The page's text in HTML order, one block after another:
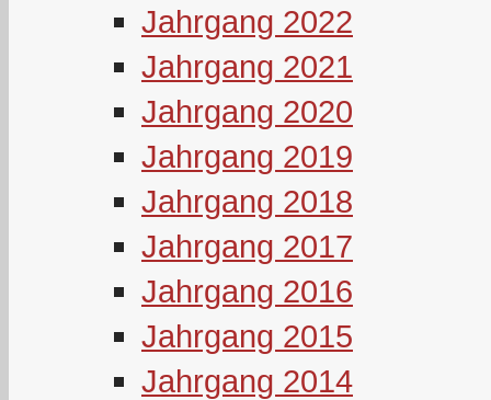
Jahrgang 2022
Jahrgang 2021
Jahrgang 2020
Jahrgang 2019
Jahrgang 2018
Jahrgang 2017
Jahrgang 2016
Jahrgang 2015
Jahrgang 2014